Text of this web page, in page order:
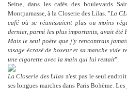
Seine, dans les cafés des boulevards
Montparnasse, à la Closerie des Lilas. "La
café où se réunissaient plus ou moins
dernier, parmi les plus importants, avait été
Mais le seul poète que j'y rencontrais
visage écrasé de boxeur et sa manche vide
une cigarette avec la main qui lui restait".
La Closerie des Lilas n'est pas le seul
ses longues marches dans Paris Bohème.